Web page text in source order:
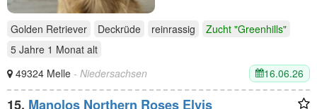
Golden Retriever Deckrüde reinrassig
Zucht "Greenhills"
5 Jahre 1 Monat alt
49324 Melle - Niedersachsen 16.06.26
15. Manolos Northern Roses Elvis